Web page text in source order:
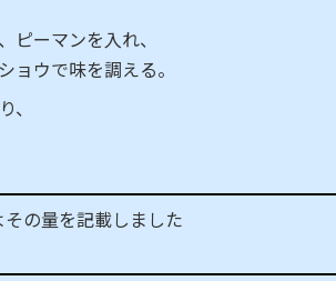
ピーマンを入れ、
ョウで味を調える。
、
の量を記載しました